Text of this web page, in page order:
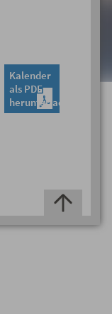
Kalender
als PDF
herunterladen